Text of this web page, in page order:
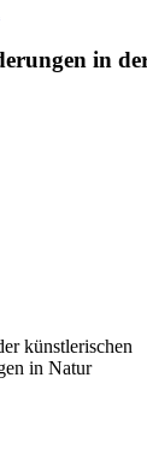
in
künstlerischen
in Natur